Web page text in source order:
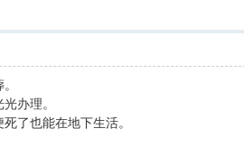
办理。
了也能在地下生活。